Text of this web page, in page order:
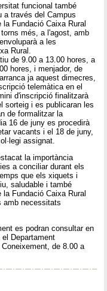
funcional també
a través del Campus
Fundació Caixa Rural
més, a l'agost, amb
a les
Rural.
de 9.00 a 13.00 hores, a
hores, i menjador, de
ja aquest dimecres,
telemàtica en el
d'inscripció finalitzarà
sorteig i es publicaran les
de formalitzar la
16 de juny es procedirà
vacants i el 18 de juny,
assignat.
la importància
a conciliar durant els
que els xiquets i
saludable i també
Fundació Caixa Rural
amb necessitats
es podran consultar en
Departament
de 8.00 a